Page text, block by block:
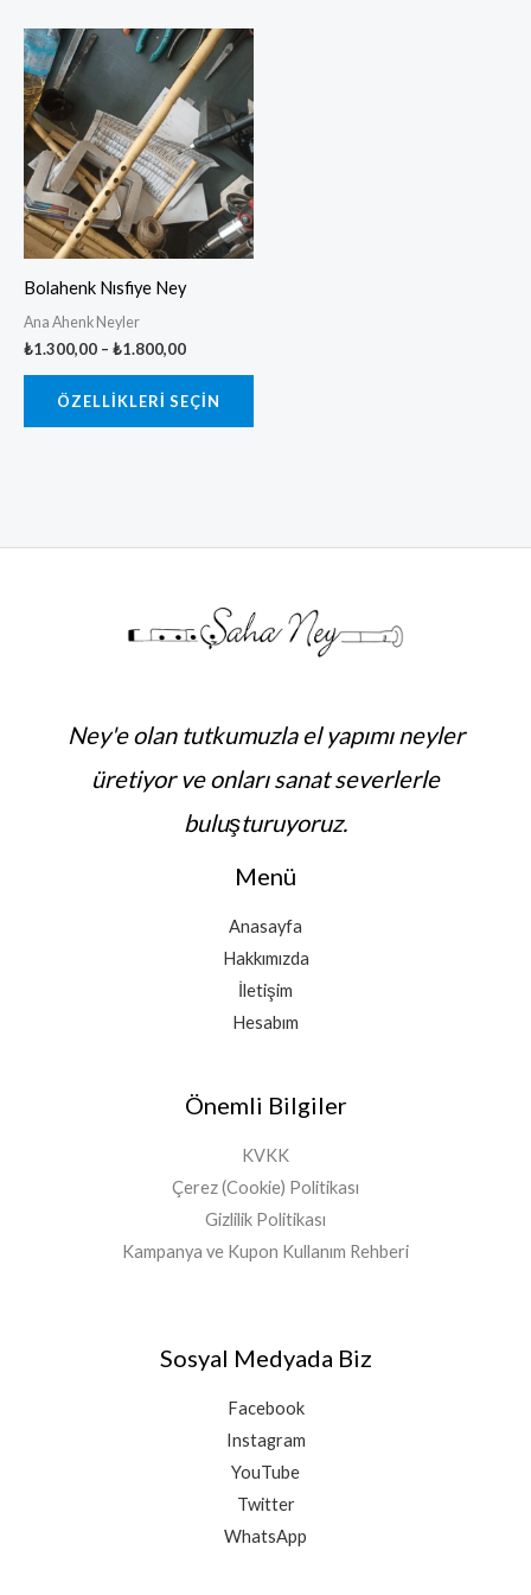
Bolahenk Nısfiye Ney
Ana Ahenk Neyler
₺1.300,00 – ₺1.800,00
Fiyat
aralığı:
₺1.300,00
-
₺1.800,00
ÖZELLIKLERI SEÇIN
Bu
birden
fazla
varyasyonu
var.
Seçenekler
Ney'e olan tutkumuzla el yapımı neyler
üretiyor ve onları sanat severlerle
buluşturuyoruz.
Menü
Anasayfa
Hakkımızda
İletişim
Hesabım
Önemli Bilgiler
KVKK
Çerez (Cookie) Politikası
Gizlilik Politikası
Kampanya ve Kupon Kullanım Rehberi
Sosyal Medyada Biz
Facebook
Instagram
YouTube
Twitter
WhatsApp